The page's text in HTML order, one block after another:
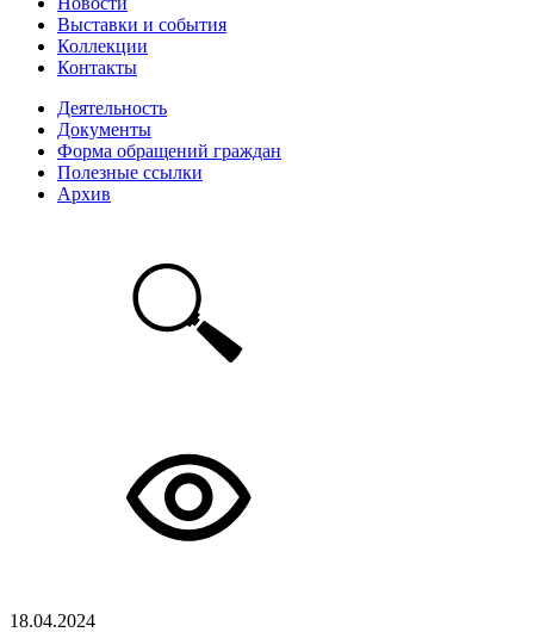
Выставки и события
Коллекции
Контакты
Деятельность
Документы
Форма обращений граждан
Полезные ссылки
Архив
18.04.2024